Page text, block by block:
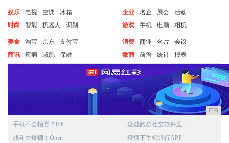
娱乐 电视 空调
冰箱
时尚
智能 机器人 识别
企业 名企 展会
活动
游戏
手机 电脑 相机
美食 淘宝 京东
支付宝
商讯
疾病 减肥 保健
消费 商业 名片
会议
微商
前詹 统计 报表
广告
手机不会拍照？iPh
战斗力爆棚！Oper
这些跑步社交软件里，
疫情下手机银行APP